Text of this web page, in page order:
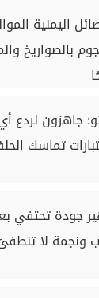
اليمنية
بالصواريخ
جاهزون
تماسك
جودة تحتفي
ونجمة لا